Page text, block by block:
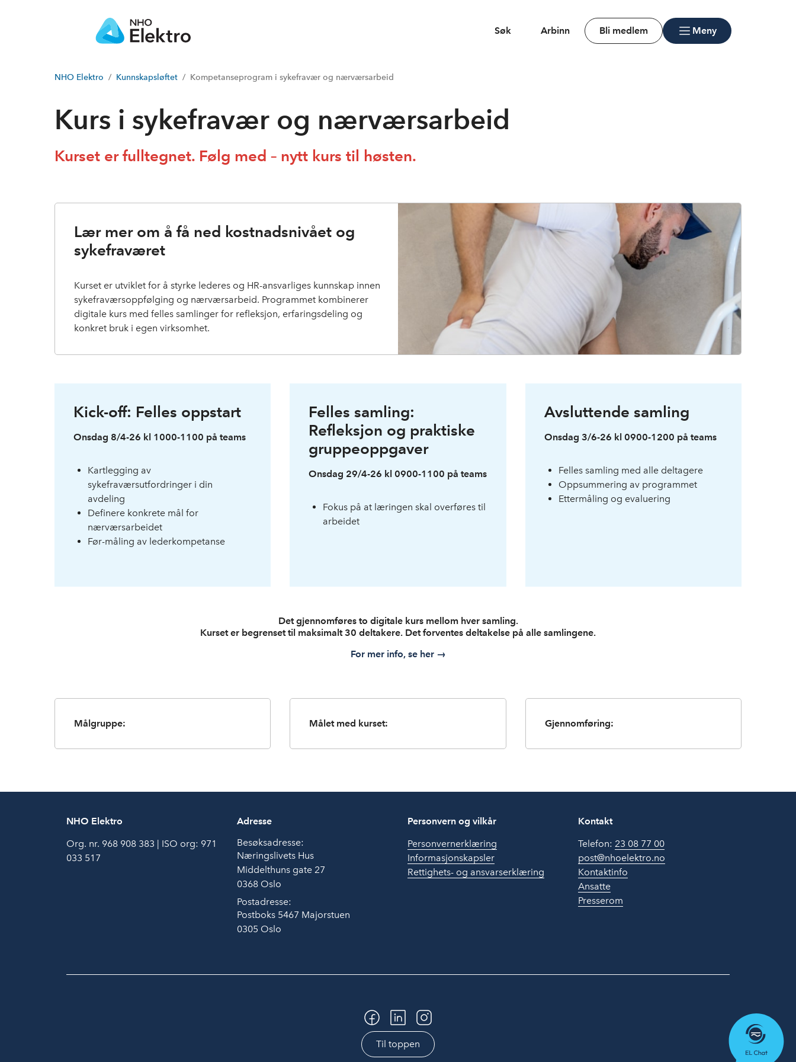
Søk Arbinn Bli medlem Meny
NHO Elektro Kunnskapsløftet Kompetanseprogram i sykefravær og nærværsarbeid
Kurs i sykefravær og nærværsarbeid
Kurset er fulltegnet. Følg med – nytt kurs til høsten.
Lær mer om å få ned kostnadsnivået og
sykefraværet
Kurset er utviklet for å styrke lederes og HR-ansvarliges kunnskap innen
sykefraværsoppfølging og nærværsarbeid. Programmet kombinerer
digitale kurs med felles samlinger for refleksjon, erfaringsdeling og
konkret bruk i egen virksomhet.
Kick-off: Felles oppstart
Onsdag 8/4-26 kl 1000-1100 på teams
Kartlegging av
sykefraværsutfordringer i din
avdeling
Definere konkrete mål for
nærværsarbeidet
Før-måling av lederkompetanse
Felles samling:
Refleksjon og praktiske
gruppeoppgaver
Onsdag 29/4-26 kl 0900-1100 på teams
Fokus på at læringen skal overføres til
arbeidet
Avsluttende samling
Onsdag 3/6-26 kl 0900-1200 på teams
Felles samling med alle deltagere
Oppsummering av programmet
Ettermåling og evaluering
Det gjennomføres to digitale kurs mellom hver samling.
Kurset er begrenset til maksimalt 30 deltakere. Det forventes deltakelse på alle samlingene.
For mer info, se her →
Målgruppe: Målet med kurset: Gjennomføring:
NHO Elektro
Org. nr. 968 908 383 | ISO org: 971
033 517
Adresse
Besøksadresse:
Næringslivets Hus
Middelthuns gate 27
0368 Oslo
Postadresse:
Postboks 5467 Majorstuen
0305 Oslo
Personvern og vilkår
Personvernerklæring
Informasjonskapsler
Rettighets- og ansvarserklæring
Kontakt
Telefon: 23 08 77 00
post@nhoelektro.no
Kontaktinfo
Ansatte
Presserom
Til toppen